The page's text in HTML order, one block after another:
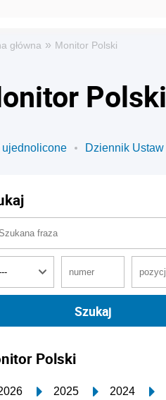
główna » Monitor Polski
Polski
ujednolicone Dziennik Ustaw
Polski
2025 2024